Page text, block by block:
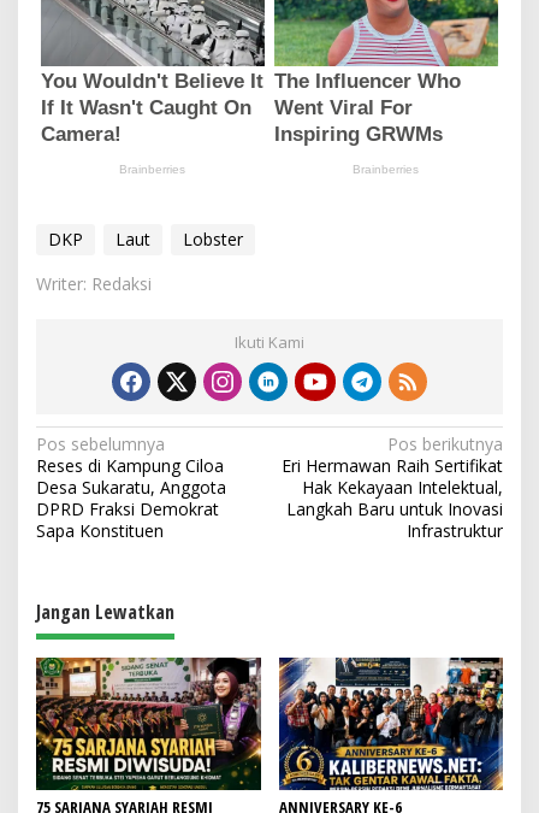
DKP Laut
Lobster
Writer: Redaksi
Ikuti Kami
N
a
v
i
a
s
i
p
o
s
Pos sebelumnya
Reses di Kampung Ciloa
Desa Sukaratu, Anggota
DPRD Fraksi Demokrat
Sapa Konstituen
Pos berikutnya
Eri Hermawan Raih Sertifikat
Hak Kekayaan Intelektual,
Langkah Baru untuk Inovasi
Infrastruktur
Jangan Lewatkan
75 SARJANA SYARIAH RESMI
ANNIVERSARY KE-6